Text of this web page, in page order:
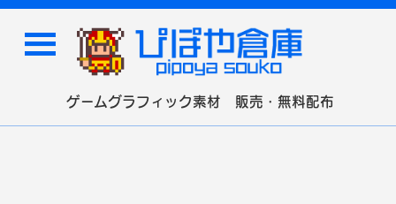
ゲームグラフィック素材 販売・無料配布